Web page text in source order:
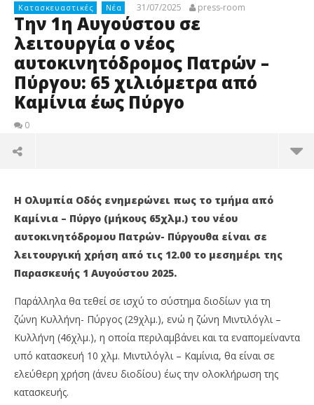
Κατασκευαστικές Νέα 31/07/2025 press-room
Την 1η Αυγούστου σε
λειτουργία ο νέος
αυτοκινητόδρομος Πατρών –
Πύργου: 65 χιλιόμετρα από
Καμίνια έως Πύργο
0
NOW VIEWING
Την 1η Αυγούστου σε λειτουργία ο νέος
Η Ολυμπία Οδός ενημερώνει πως το τμήμα από
Καμίνια – Πύργο (μήκους 65χλμ.) του νέου
αυτοκινητόδρομου Πατρών- Πύργουθα είναι σε
λειτουργική χρήση από τις 12.00 το μεσημέρι της
Παρασκευής 1 Αυγούστου 2025.
Παράλληλα θα τεθεί σε ισχύ το σύστημα διοδίων για τη
ζώνη Κυλλήνη- Πύργος (29χλμ.), ενώ η ζώνη Μιντιλόγλι –
Κυλλήνη (46χλμ.), η οποία περιλαμβάνει και τα εναπομείναντα
υπό κατασκευή 10 χλμ. Μιντιλόγλι – Καμίνια, θα είναι σε
ελεύθερη χρήση (άνευ διοδίου) έως την ολοκλήρωση της
κατασκευής.